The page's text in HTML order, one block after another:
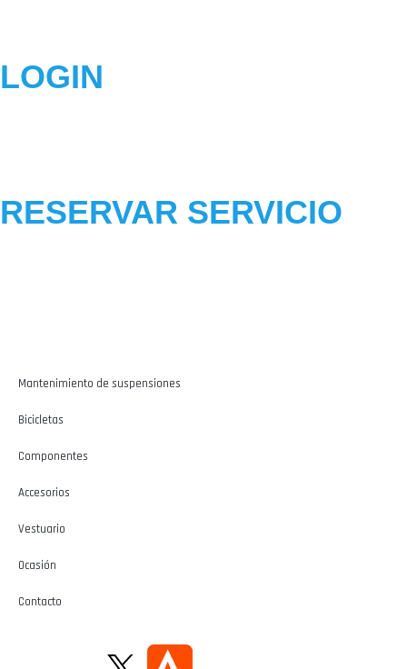
LOGIN
RESERVAR SERVICIO
Mantenimiento de suspensiones
Bicicletas
Componentes
Accesorios
Vestuario
Ocasión
Contacto